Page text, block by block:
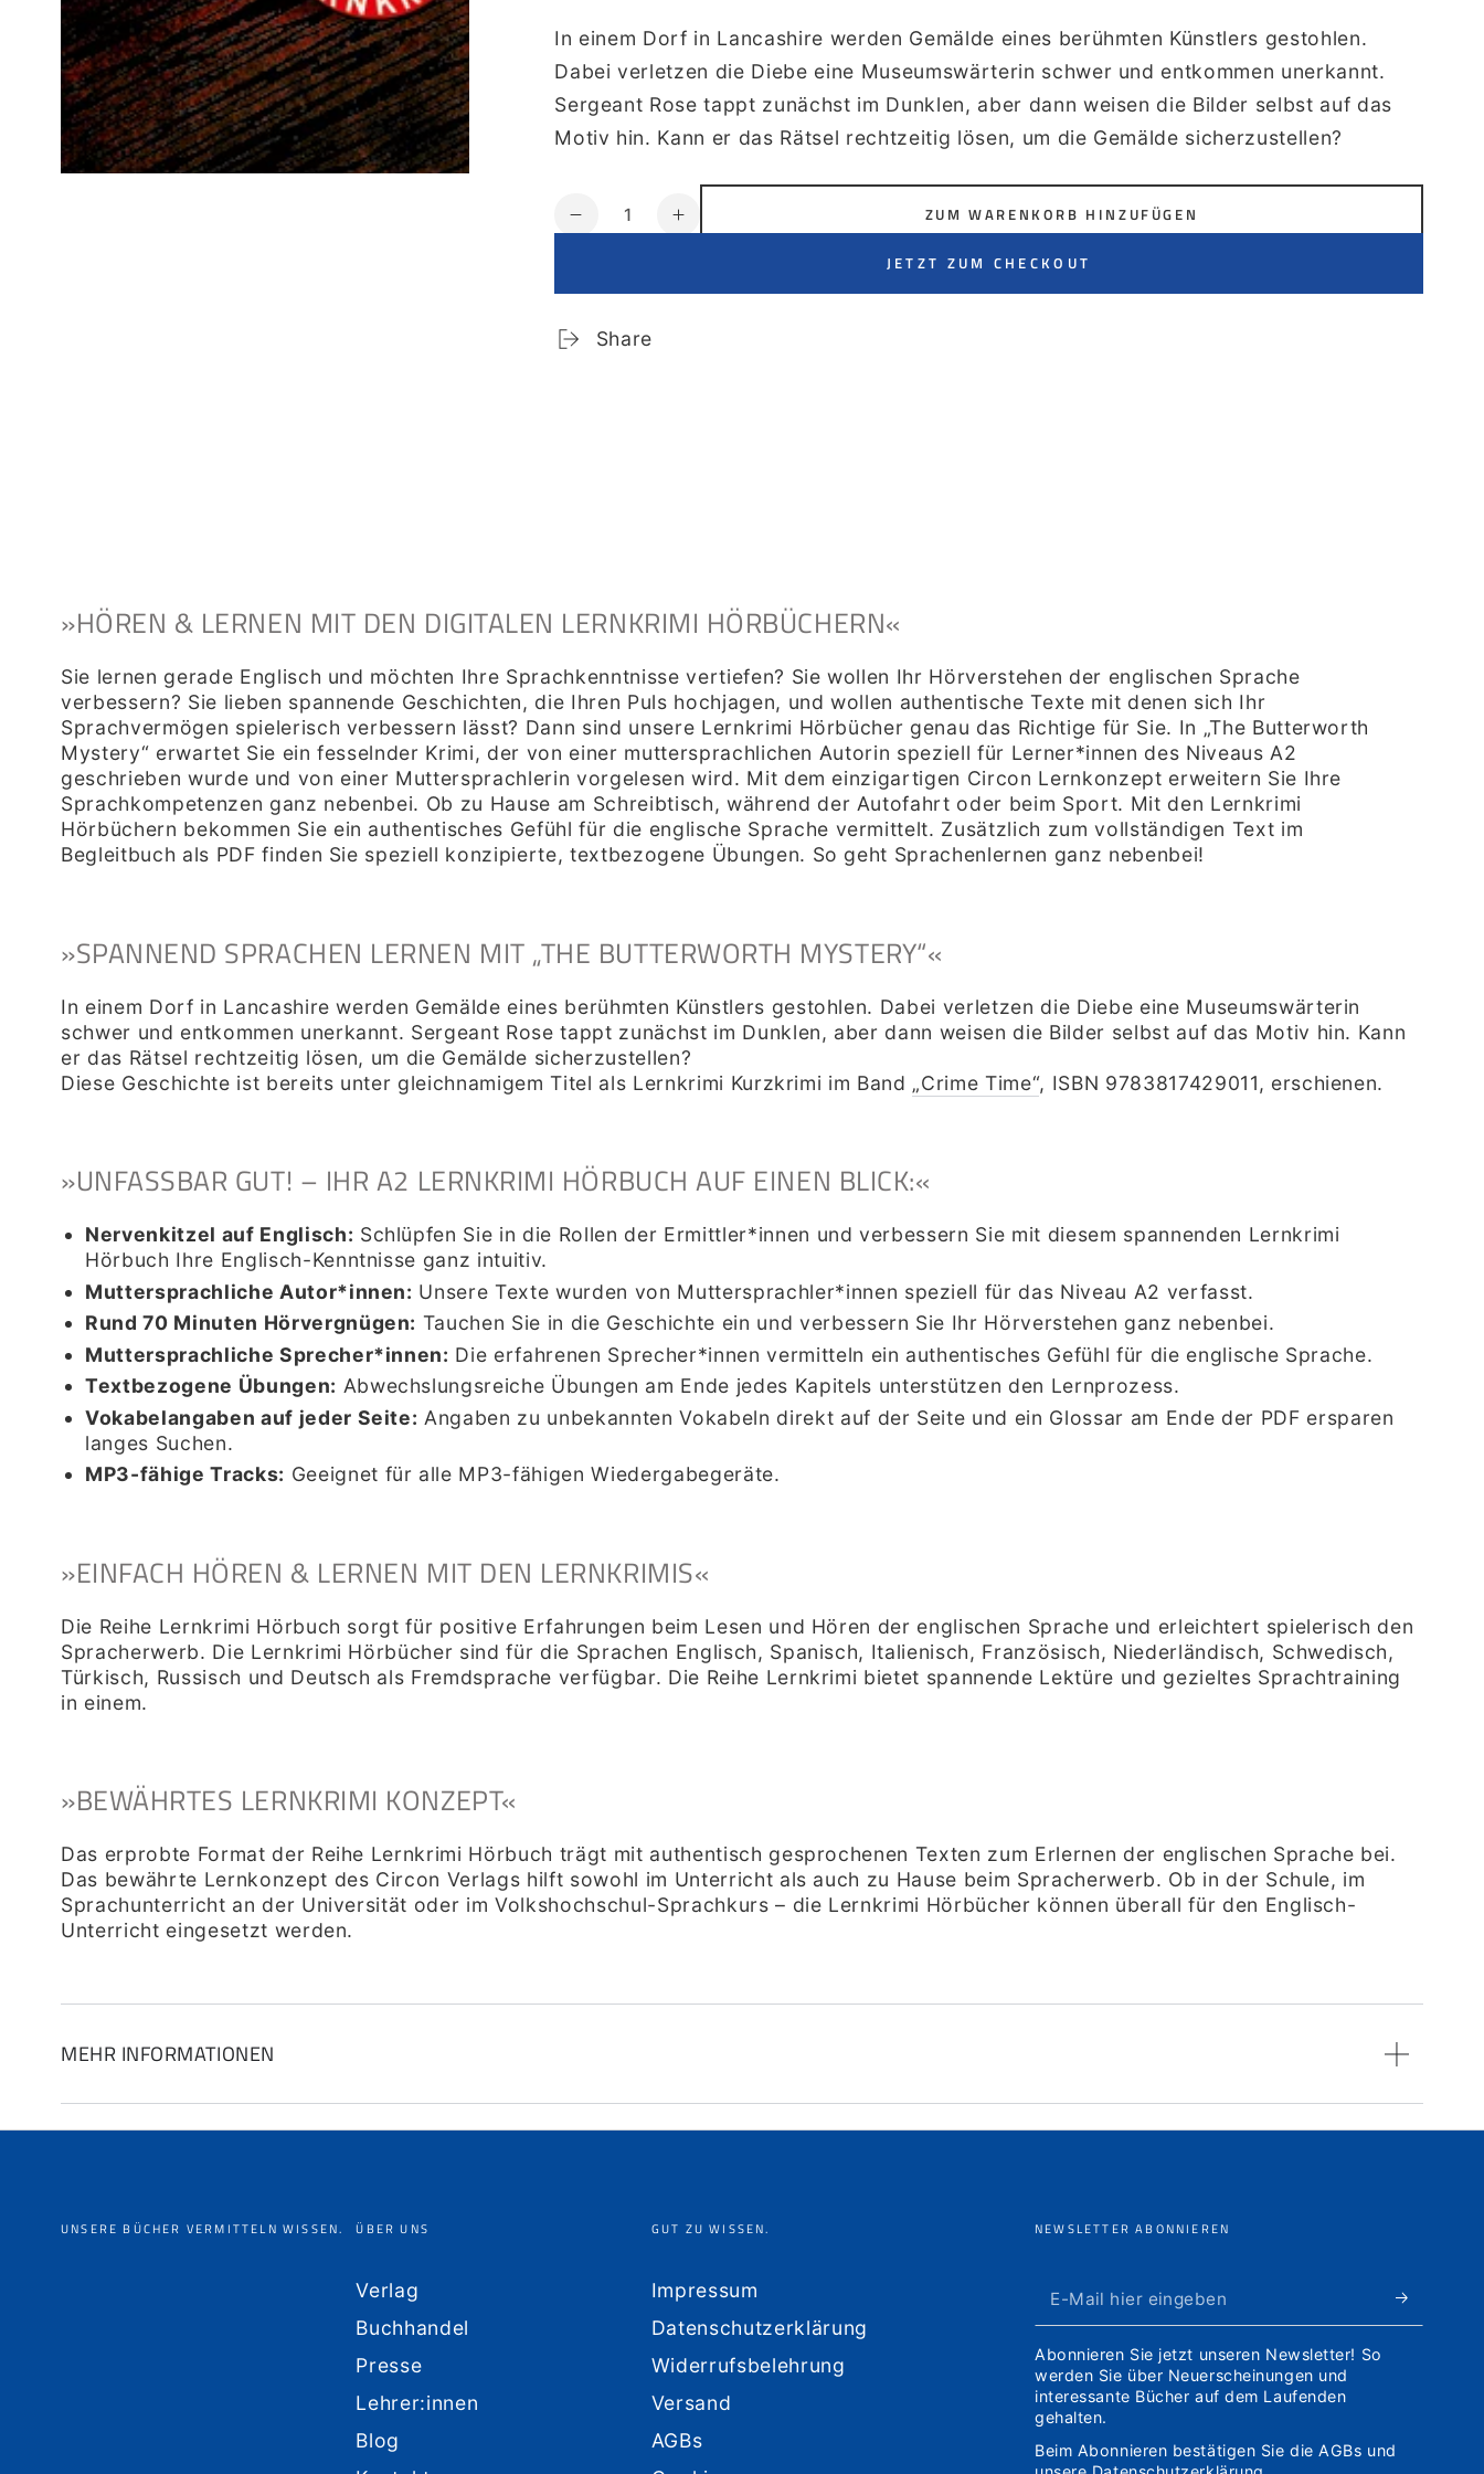
In einem Dorf in Lancashire werden Gemälde eines berühmten Künstlers gestohlen.
Dabei verletzen die Diebe eine Museumswärterin schwer und entkommen unerkannt.
Sergeant Rose tappt zunächst im Dunklen, aber dann weisen die Bilder selbst auf das
Motiv hin. Kann er das Rätsel rechtzeitig lösen, um die Gemälde sicherzustellen?
Verringere
für
The
Butterworth
Erhöhe
für
ZUM WARENKORB HINZUFÜGEN
JETZT ZUM CHECKOUT
Share
»HÖREN & LERNEN MIT DEN DIGITALEN LERNKRIMI HÖRBÜCHERN«
Sie lernen gerade Englisch und möchten Ihre Sprachkenntnisse vertiefen? Sie wollen Ihr Hörverstehen der englischen Sprache
verbessern? Sie lieben spannende Geschichten, die Ihren Puls hochjagen, und wollen authentische Texte mit denen sich Ihr
Sprachvermögen spielerisch verbessern lässt? Dann sind unsere Lernkrimi Hörbücher genau das Richtige für Sie. In „The Butterworth
Mystery“ erwartet Sie ein fesselnder Krimi, der von einer muttersprachlichen Autorin speziell für Lerner*innen des Niveaus A2
geschrieben wurde und von einer Muttersprachlerin vorgelesen wird. Mit dem einzigartigen Circon Lernkonzept erweitern Sie Ihre
Sprachkompetenzen ganz nebenbei. Ob zu Hause am Schreibtisch, während der Autofahrt oder beim Sport. Mit den Lernkrimi
Hörbüchern bekommen Sie ein authentisches Gefühl für die englische Sprache vermittelt. Zusätzlich zum vollständigen Text im
Begleitbuch als PDF finden Sie speziell konzipierte, textbezogene Übungen. So geht Sprachenlernen ganz nebenbei!
»SPANNEND SPRACHEN LERNEN MIT „THE BUTTERWORTH MYSTERY“«
In einem Dorf in Lancashire werden Gemälde eines berühmten Künstlers gestohlen. Dabei verletzen die Diebe eine Museumswärterin
schwer und entkommen unerkannt. Sergeant Rose tappt zunächst im Dunklen, aber dann weisen die Bilder selbst auf das Motiv hin. Kann
er das Rätsel rechtzeitig lösen, um die Gemälde sicherzustellen?
Diese Geschichte ist bereits unter gleichnamigem Titel als Lernkrimi Kurzkrimi im Band „Crime Time“, ISBN 9783817429011, erschienen.
»UNFASSBAR GUT! – IHR A2 LERNKRIMI HÖRBUCH AUF EINEN BLICK:«
Nervenkitzel auf Englisch: Schlüpfen Sie in die Rollen der Ermittler*innen und verbessern Sie mit diesem spannenden Lernkrimi
Hörbuch Ihre Englisch-Kenntnisse ganz intuitiv.
Muttersprachliche Autor*innen: Unsere Texte wurden von Muttersprachler*innen speziell für das Niveau A2 verfasst.
Rund 70 Minuten Hörvergnügen: Tauchen Sie in die Geschichte ein und verbessern Sie Ihr Hörverstehen ganz nebenbei.
Muttersprachliche Sprecher*innen: Die erfahrenen Sprecher*innen vermitteln ein authentisches Gefühl für die englische Sprache.
Textbezogene Übungen: Abwechslungsreiche Übungen am Ende jedes Kapitels unterstützen den Lernprozess.
Vokabelangaben auf jeder Seite: Angaben zu unbekannten Vokabeln direkt auf der Seite und ein Glossar am Ende der PDF ersparen
langes Suchen.
MP3-fähige Tracks: Geeignet für alle MP3-fähigen Wiedergabegeräte.
»EINFACH HÖREN & LERNEN MIT DEN LERNKRIMIS«
Die Reihe Lernkrimi Hörbuch sorgt für positive Erfahrungen beim Lesen und Hören der englischen Sprache und erleichtert spielerisch den
Spracherwerb. Die Lernkrimi Hörbücher sind für die Sprachen Englisch, Spanisch, Italienisch, Französisch, Niederländisch, Schwedisch,
Türkisch, Russisch und Deutsch als Fremdsprache verfügbar. Die Reihe Lernkrimi bietet spannende Lektüre und gezieltes Sprachtraining
in einem.
»BEWÄHRTES LERNKRIMI KONZEPT«
Das erprobte Format der Reihe Lernkrimi Hörbuch trägt mit authentisch gesprochenen Texten zum Erlernen der englischen Sprache bei.
Das bewährte Lernkonzept des Circon Verlags hilft sowohl im Unterricht als auch zu Hause beim Spracherwerb. Ob in der Schule, im
Sprachunterricht an der Universität oder im Volkshochschul-Sprachkurs – die Lernkrimi Hörbücher können überall für den Englisch-
Unterricht eingesetzt werden.
MEHR INFORMATIONEN
UNSERE BÜCHER VERMITTELN WISSEN. ÜBER UNS
Verlag
Buchhandel
Presse
Lehrer:innen
Blog
GUT ZU WISSEN.
Impressum
Datenschutzerklärung
Widerrufsbelehrung
Versand
AGBs
NEWSLETTER ABONNIEREN
E-
Mail
hier
eingeben
Abonnieren Sie jetzt unseren Newsletter! So
werden Sie über Neuerscheinungen und
interessante Bücher auf dem Laufenden
gehalten.
Beim Abonnieren bestätigen Sie dieAGBs und